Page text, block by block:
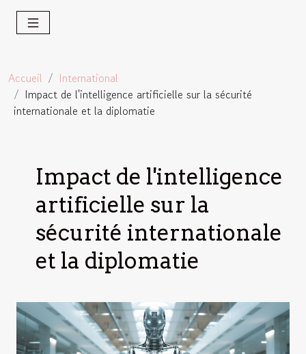
Accueil
International
Impact de l'intelligence artificielle sur la sécurité
internationale et la diplomatie
Impact de l'intelligence
artificielle sur la
sécurité internationale
et la diplomatie